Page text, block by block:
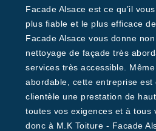
Facade Alsace est ce qu’il
plus fiable et le plus efficace
Facade Alsace vous donne
nettoyage de façade très
services très accessible.
abordable, cette entreprise est
clientèle une prestation de
toutes vos exigences et à tous
donc à M.K Toiture - Facade